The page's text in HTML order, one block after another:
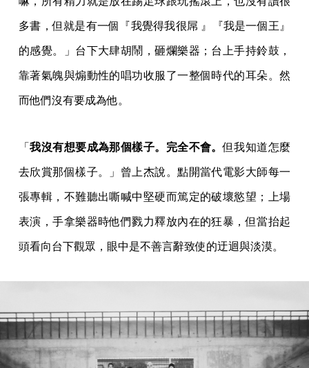
多書，但就是有一個『我覺得我很屌 』『我是一個王』
的感覺。」台下大肆胡鬧，砸爛樂器；台上手持鈴鼓，
靠著氣魄與煽動性的唱功收服了一整個時代的耳朵。然
而他們沒有要成為他。
「我沒有想要成為那個樣子。完全不會。但我知道怎麼
去欣賞那個樣子。」曾上杰說。點開當代電影大師每一
張專輯，不難聽出嘶喊中堅硬而篤定的破壞慾望；上場
表演，手拿樂器時他們戮力釋放內在的狂暴，但當抬起
頭看向台下觀眾，眼中是不善言辭致使的迂迴與淡漠。